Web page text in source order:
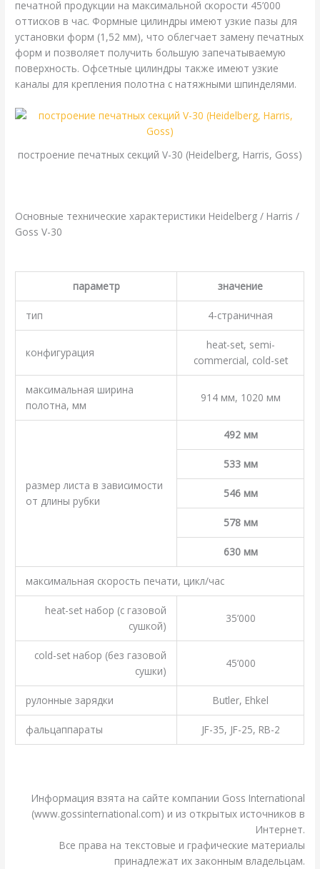
печатной продукции на максимальной скорости 45’000
оттисков в час. Формные цилиндры имеют узкие пазы для
установки форм (1,52 мм), что облегчает замену печатных
форм и позволяет получить большую запечатываемую
поверхность. Офсетные цилиндры также имеют узкие
каналы для крепления полотна с натяжными шпинделями.
построение печатных секций V-30 (Heidelberg, Harris, Goss)
Основные технические характеристики Heidelberg / Harris /
Goss V-30
параметр значение
тип 4-страничная
конфигурация
heat-set, semi-
commercial, cold-set
максимальная ширина
полотна, мм
914 мм, 1020 мм
размер листа в зависимости
от длины рубки
492 мм
533 мм
546 мм
578 мм
630 мм
максимальная скорость печати, цикл/час
heat-set набор (с газовой
сушкой)
35’000
cold-set набор (без газовой
сушки)
45’000
рулонные зарядки Butler, Ehkel
фальцаппараты JF-35, JF-25, RB-2
Информация взята на сайте компании Goss International
(www.gossinternational.com) и из открытых источников в
Интернет.
Все права на текстовые и графические материалы
принадлежат их законным владельцам.